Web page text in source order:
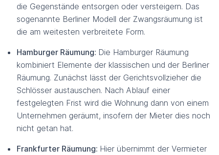
die Gegenstände entsorgen oder versteigern. Das
sogenannte Berliner Modell der Zwangsräumung ist
die am weitesten verbreitete Form.
Hamburger Räumung: Die Hamburger Räumung
kombiniert Elemente der klassischen und der Berliner
Räumung. Zunächst lässt der Gerichtsvollzieher die
Schlösser austauschen. Nach Ablauf einer
festgelegten Frist wird die Wohnung dann von einem
Unternehmen geräumt, insofern der Mieter dies noch
nicht getan hat.
Frankfurter Räumung: Hier übernimmt der Vermieter